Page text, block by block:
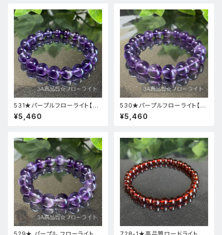
531★パープルフローライト【高
品質・高透明度】天然石パワース
トーンブレスレット新品
¥5,460
530★パープルフローライト【高
品質・高透明度】天然石パワース
トーンブレスレット新品
¥5,460